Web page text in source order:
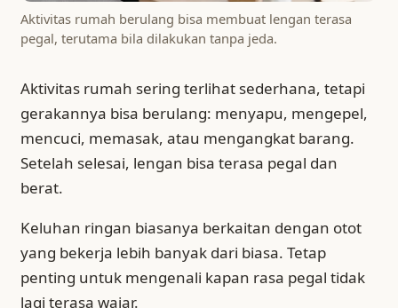
Aktivitas rumah berulang bisa membuat lengan terasa
pegal, terutama bila dilakukan tanpa jeda.
Aktivitas rumah sering terlihat sederhana, tetapi
gerakannya bisa berulang: menyapu, mengepel,
mencuci, memasak, atau mengangkat barang.
Setelah selesai, lengan bisa terasa pegal dan
berat.
Keluhan ringan biasanya berkaitan dengan otot
yang bekerja lebih banyak dari biasa. Tetap
penting untuk mengenali kapan rasa pegal tidak
lagi terasa wajar.